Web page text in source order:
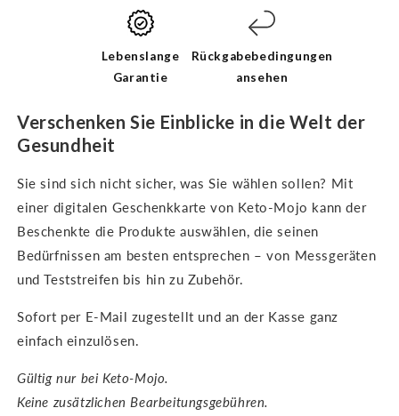
Lebenslange
Garantie
Rückgabebedingungen
ansehen
Verschenken Sie Einblicke in die Welt der
Gesundheit
Sie sind sich nicht sicher, was Sie wählen sollen? Mit
einer digitalen Geschenkkarte von Keto-Mojo kann der
Beschenkte die Produkte auswählen, die seinen
Bedürfnissen am besten entsprechen – von Messgeräten
und Teststreifen bis hin zu Zubehör.
Sofort per E-Mail zugestellt und an der Kasse ganz
einfach einzulösen.
Gültig nur bei Keto-Mojo.
Keine zusätzlichen Bearbeitungsgebühren.